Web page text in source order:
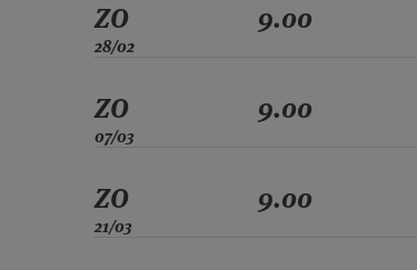
ZO
28/02
9.00
ZO
07/03
9.00
ZO
21/03
9.00